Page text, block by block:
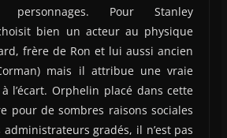
personnages. Pour Stanley
bien un acteur au physique
frère de Ron et lui aussi ancien
mais il attribue une vraie
l’écart. Orphelin placé dans cette
pour de sombres raisons sociales
gradés, il n’est pas